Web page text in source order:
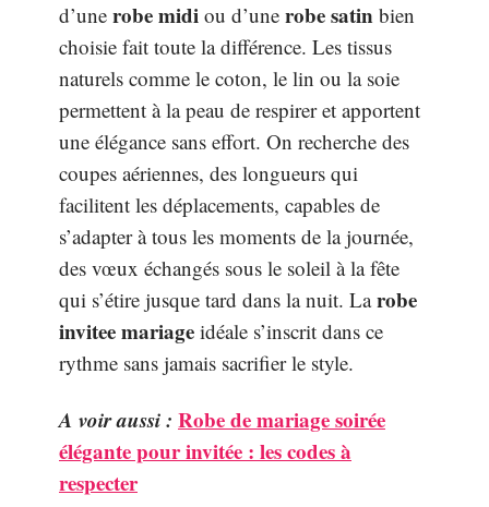
d’une robe midi ou d’une robe satin bien
choisie fait toute la différence. Les tissus
naturels comme le coton, le lin ou la soie
permettent à la peau de respirer et apportent
une élégance sans effort. On recherche des
coupes aériennes, des longueurs qui
facilitent les déplacements, capables de
s’adapter à tous les moments de la journée,
des vœux échangés sous le soleil à la fête
qui s’étire jusque tard dans la nuit. Larobe
invitee mariage idéale s’inscrit dans ce
rythme sans jamais sacrifier le style.
A voir aussi : Robe de mariage soirée
élégante pour invitée : les codes à
respecter